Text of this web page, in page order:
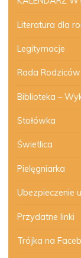
Literatura dla
Legitymacje
Rada Rodziców
Biblioteka –
Stołówka
Świetlica
Pielęgniarka
Ubezpieczenie
Przydatne linki
Trójka na